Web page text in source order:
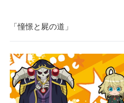
「憧憬と屍の道」